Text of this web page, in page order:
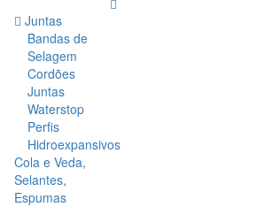
Juntas
Bandas de
Selagem
Cordões
Juntas
Waterstop
Perfis
Hidroexpansivos
Cola e Veda,
Selantes,
Espumas